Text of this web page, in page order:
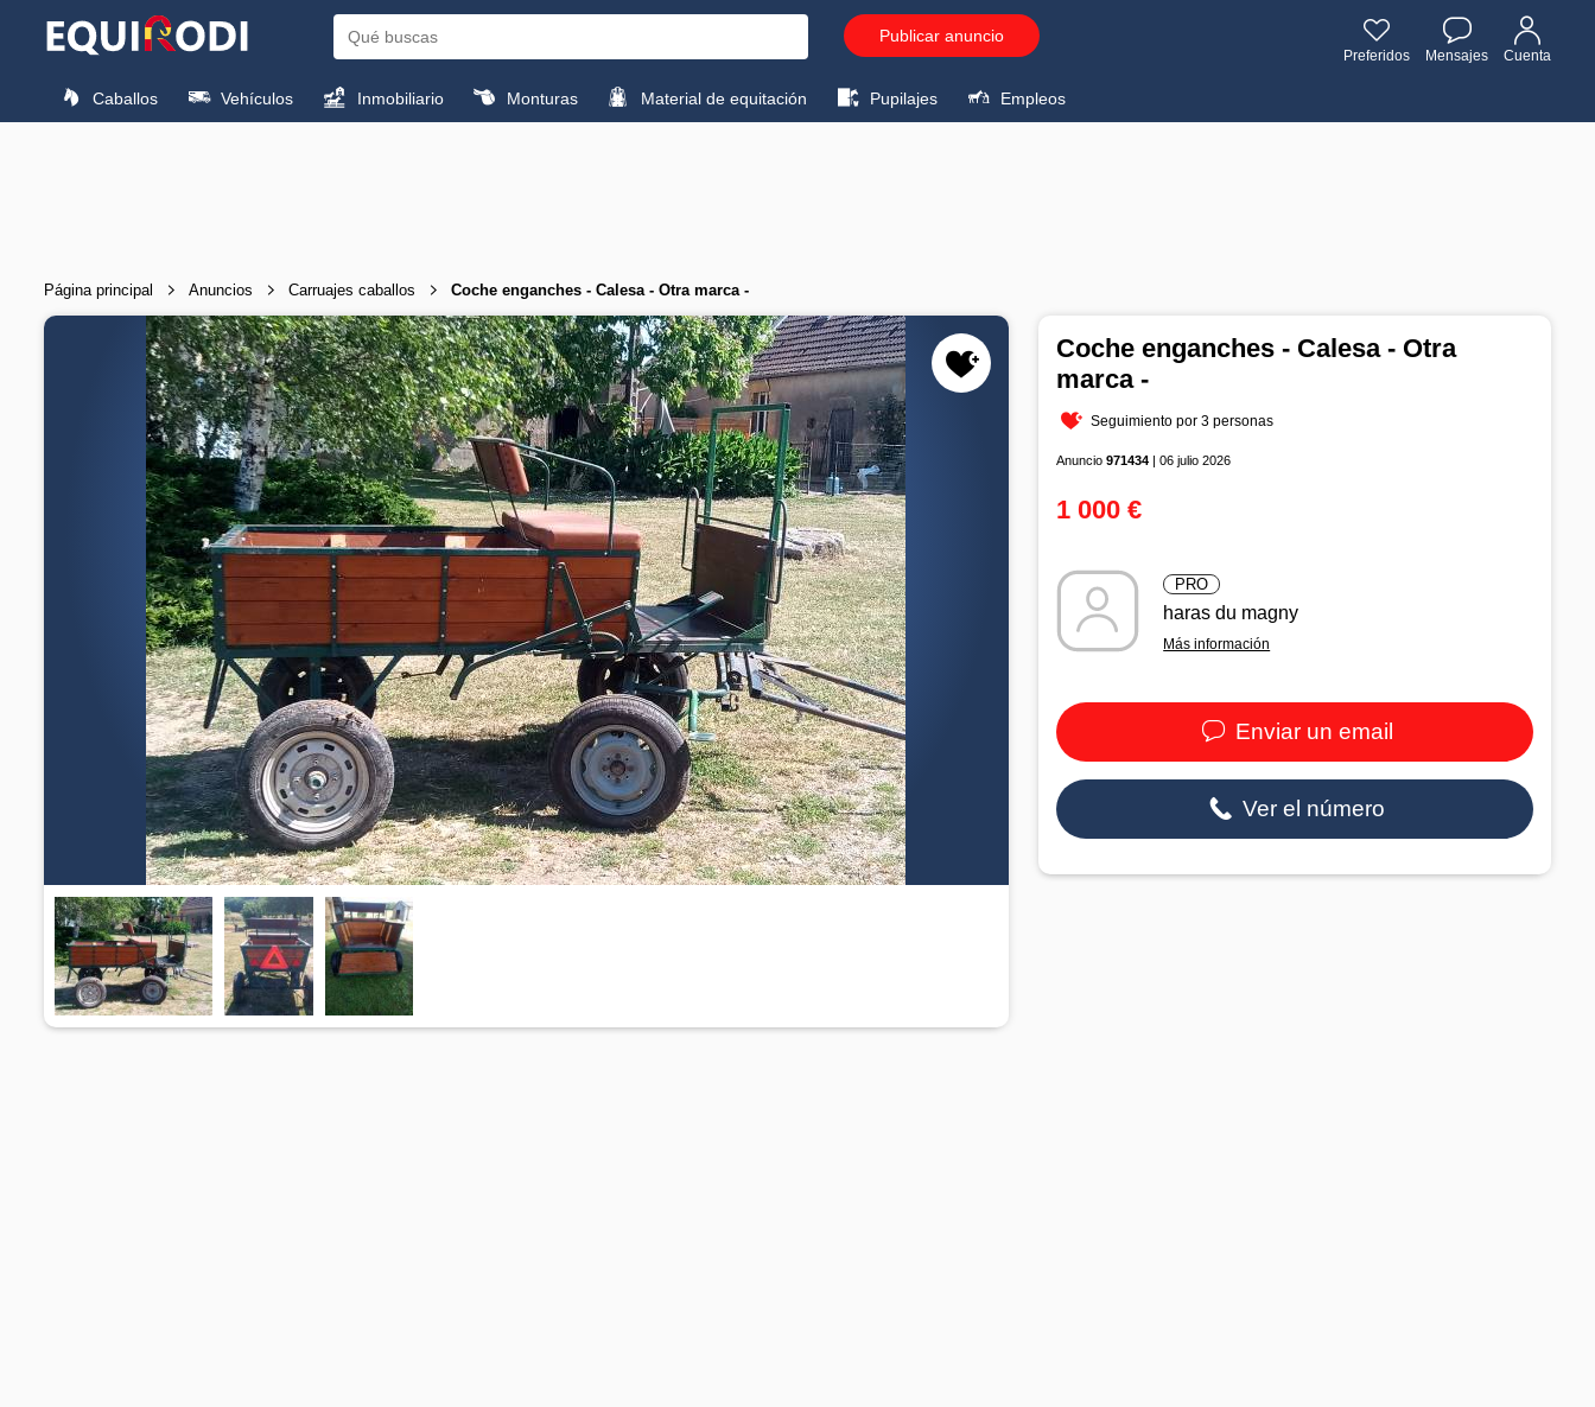
Publicar anuncio
Preferidos Mensajes Cuenta
Caballos Vehículos Inmobiliario Monturas Material de equitación Pupilajes Empleos
Página principal Anuncios Carruajes caballos Coche enganches - Calesa - Otra marca -
Coche enganches - Calesa - Otra
marca -
Seguimiento por 3 personas
Anuncio971434 | 06 julio 2026
1 000 €
PRO
haras du magny
Más información
Enviar un email
Ver el número